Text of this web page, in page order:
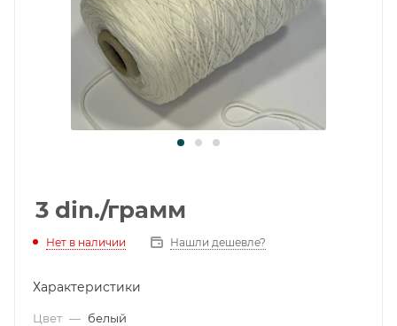
3 din./грамм
Нет в наличии Нашли дешевле?
Характеристики
Цвет — белый